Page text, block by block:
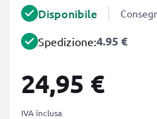
Disponibile
Spedizione:4.95 €
24,95 €
IVA inclusa